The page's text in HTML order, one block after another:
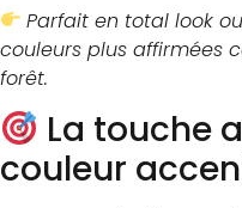
Parfait en total look
couleurs plus affirmées
forêt.
La touche
couleur